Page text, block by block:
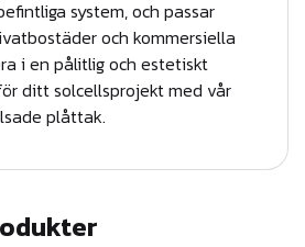
system, och passar
och kommersiella
i en pålitlig och estetiskt
ditt solcellsprojekt med vår
plåttak.